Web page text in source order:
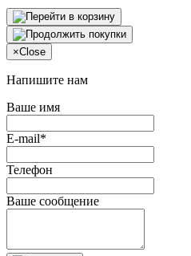
×Close
Напишите нам
Ваше имя
E-mail*
Телефон
Ваше сообщение